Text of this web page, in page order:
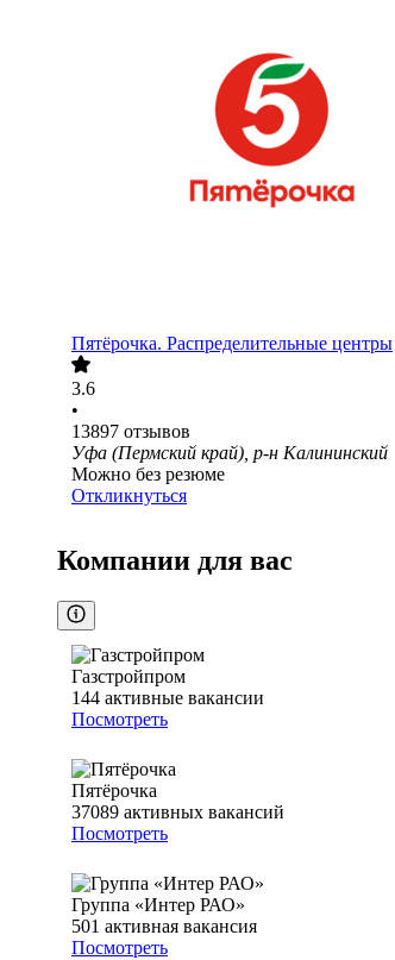
Пятёрочка. Распределительные центры
3.6
•
13897 отзывов
Уфа (Пермский край), р-н Калининский
Можно без резюме
Откликнуться
Компании для вас
Газстройпром
144 активные вакансии
Посмотреть
Пятёрочка
37089 активных вакансий
Посмотреть
Группа «Интер РАО»
501 активная вакансия
Посмотреть